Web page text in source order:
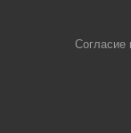
Согласие